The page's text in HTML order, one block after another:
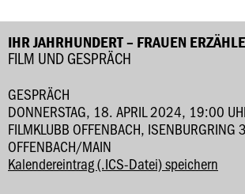
IHR JAHRHUNDERT – FRAUEN
FILM UND GESPRÄCH
GESPRÄCH
DONNERSTAG, 18. APRIL 2024, 19:00
FILMKLUBB OFFENBACH, ISENBURGRING
OFFENBACH/MAIN
Kalendereintrag (.ICS-Datei) speichern